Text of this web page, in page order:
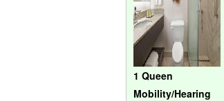
1 Queen
Mobility/Hearing